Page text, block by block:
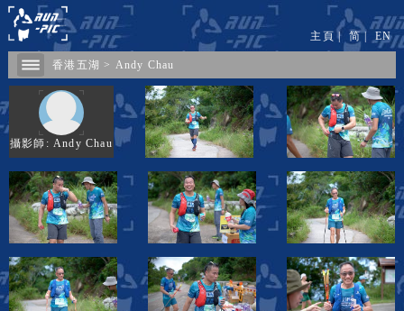
香港五湖 > Andy Chau
主頁 | 简| EN
攝影師: Andy Chau